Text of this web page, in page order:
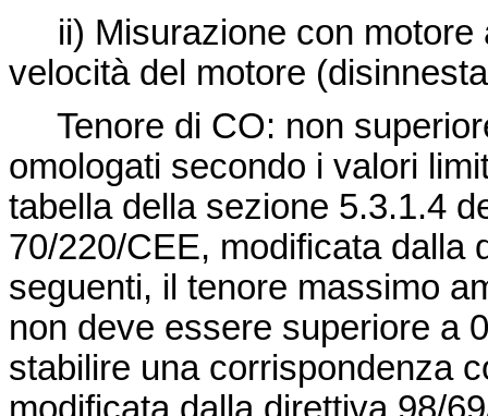
ii) Misurazione con motore
velocità del motore
Tenore di CO: non
omologati secondo i valori
tabella della sezione 5.3.1.4
70/220/CEE, modificata dalla
seguenti, il tenore massimo
non deve essere superiore a
stabilire una corrispondenza